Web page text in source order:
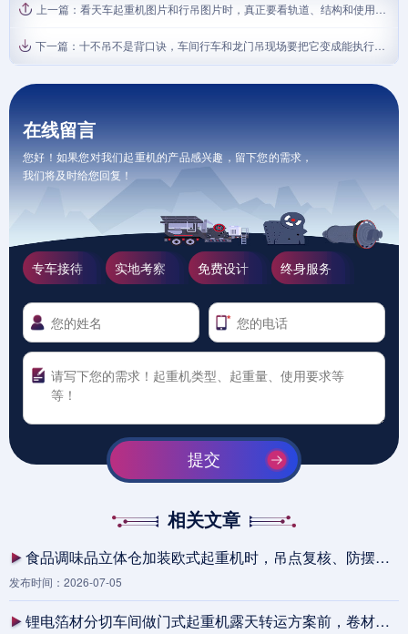
上一篇： 看天车起重机图片和行吊图片时，真正要看轨道、结构和使用场景
下一篇： 十不吊不是背口诀，车间行车和龙门吊现场要把它变成能执行的动作
在线留言
您好！如果您对我们起重机的产品感兴趣，留下您的需求，
我们将及时给您回复！
专车接待 实地考察 免费设计 终身服务
提交
相关文章
食品调味品立体仓加装欧式起重机时，吊点复核、防摆参数和叉车交叉通道为什么不能分开设计？
发布时间：2026-07-05
锂电箔材分切车间做门式起重机露天转运方案前，卷材待装区、雨棚落水线和夹轨器保养责任为什么要先拉通？